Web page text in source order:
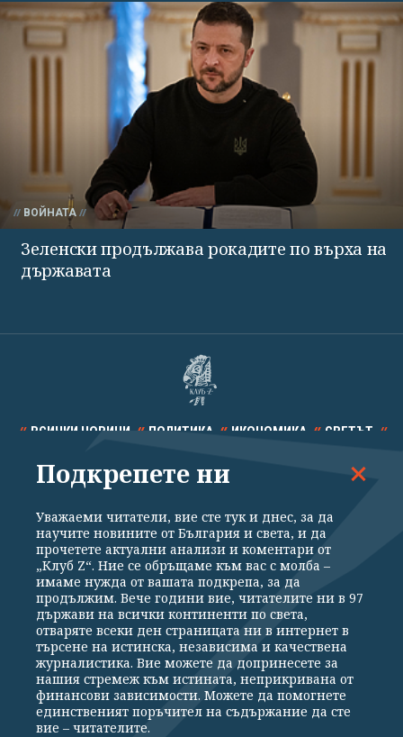
ВОЙНАТА
Зеленски продължава рокадите по върха на
държавата
ВСИЧКИ НОВИНИ ПОЛИТИКА ИКОНОМИКА СВЕТЪТ
СПОРТ КУЛТУРА ТЕХНОЛОГИИ КАЛЕЙДОСКОП
Общи условия
Политика за поверителност
Реклама
Партньори Контакти
За Клуб Z
Екип
Подкрепете ни
Издател на www.clubz.bg е „Клуб Зебра Медия“ ЕООД, София, ул. "Алеко
Константинов" 3. Всички права запазени 2026 „Клуб Зебра Медия“
Подкрепете ни
Уважаеми читатели, вие сте тук и днес, за да
научите новините от България и света, и да
прочетете актуални анализи и коментари от
„Клуб Z“. Ние се обръщаме към вас с молба –
имаме нужда от вашата подкрепа, за да
продължим. Вече години вие, читателите ни в 97
държави на всички континенти по света,
отваряте всеки ден страницата ни в интернет в
търсене на истинска, независима и качествена
журналистика. Вие можете да допринесете за
нашия стремеж към истината, неприкривана от
финансови зависимости. Можете да помогнете
единственият поръчител на съдържание да сте
вие – читателите.